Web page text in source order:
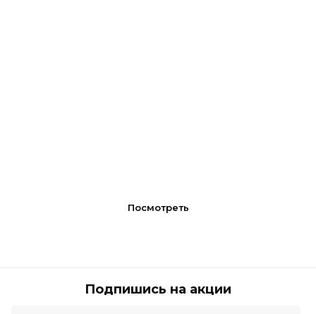
Посмотреть
Подпишись на акции